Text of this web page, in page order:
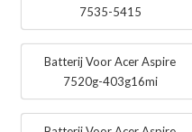
7535-5415
Batterij Voor Acer Aspire
7520g-403g16mi